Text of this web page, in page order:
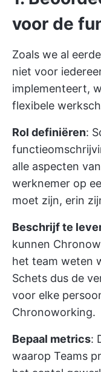
voor de
Zoals we al
niet voor
implementeert,
flexibele
Rol definiëren:
alle aspecten
werknemer op
moet zijn, erin
Beschrijf te
kunnen
het team weten
Schets dus de
voor elke
Chronoworking.
Bepaal metrics:
waarop Teams